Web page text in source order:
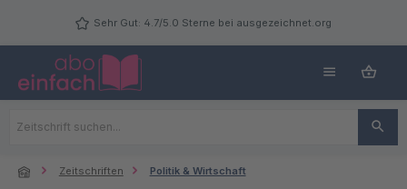
Zum Hauptinhalt springenSehr Gut: 4.7/5.0 Sterne bei ausgezeichnet.org
Zeitschriften Politik & Wirtschaft